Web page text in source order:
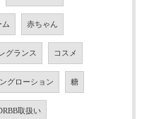
ム 赤ちゃん
グランス コスメ
グローション 糖
取扱い